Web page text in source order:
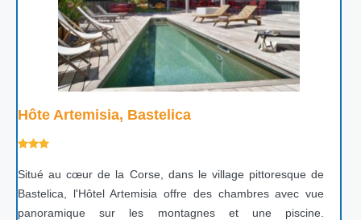
Hôte Artemisia, Bastelica
Situé au cœur de la Corse, dans le village pittoresque de
Bastelica, l'Hôtel Artemisia offre des chambres avec vue
panoramique sur les montagnes et une piscine.